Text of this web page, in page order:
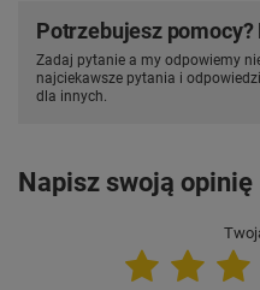
Potrzebujesz
Zadaj pytanie a my odpowiemy
najciekawsze pytania i
dla innych.
Napisz swoją opinię